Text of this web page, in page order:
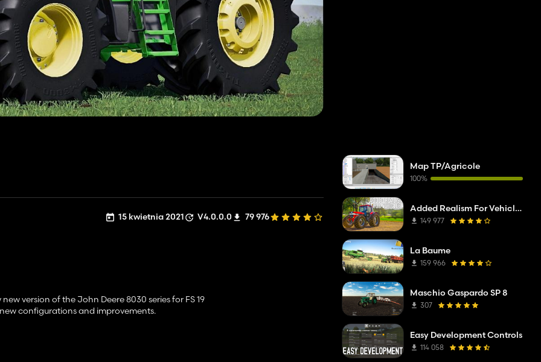
15 kwietnia 2021 V4.0.0.0 79 976
version of the John Deere 8030 series for FS 19
configurations and improvements.
Map TP/Agricole
100%
Added Realism For Vehicles FS19
149 977
La Baume
159 966
Maschio Gaspardo SP 8
307
Easy Development Controls
114 058